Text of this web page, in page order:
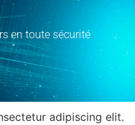
en toute sécurité
adipiscing elit.